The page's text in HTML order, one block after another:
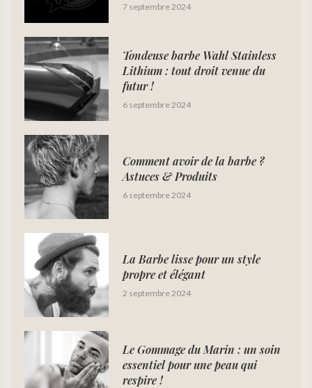
7 septembre 2024
Tondeuse barbe Wahl Stainless
Lithium : tout droit venue du
futur !
6 septembre 2024
Comment avoir de la barbe ?
Astuces & Produits
6 septembre 2024
La Barbe lisse pour un style
propre et élégant
2 septembre 2024
Le Gommage du Marin : un soin
essentiel pour une peau qui
respire !